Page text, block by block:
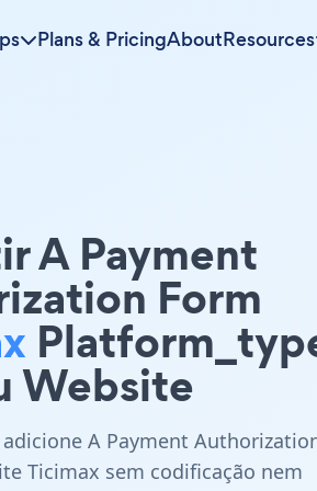
Plans & PricingAboutResources
A Payment
Form
Website
A Payment
Ticimax sem codificação nem